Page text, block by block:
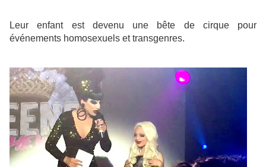
Leur enfant est devenu une bête de cirque pour
événements homosexuels et transgenres.